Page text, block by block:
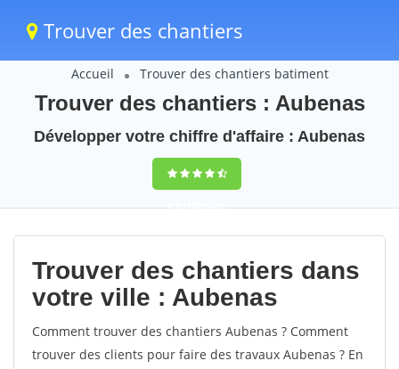
Trouver des chantiers
Accueil Trouver des chantiers batiment
Trouver des chantiers : Aubenas
Développer votre chiffre d'affaire : Aubenas
9,5(100%)61
votes
Trouver des chantiers dans
votre ville : Aubenas
Comment trouver des chantiers Aubenas ? Comment
trouver des clients pour faire des travaux Aubenas ? En